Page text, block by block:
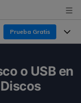
Prueba Gratis
o USB en